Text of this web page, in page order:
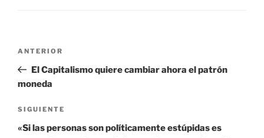
Navegación
entradas
Entrada
anterior:
ANTERIOR
El Capitalismo quiere cambiar ahora el patrón
moneda
Siguiente
entrada
SIGUIENTE
«Si las personas son políticamente estúpidas es